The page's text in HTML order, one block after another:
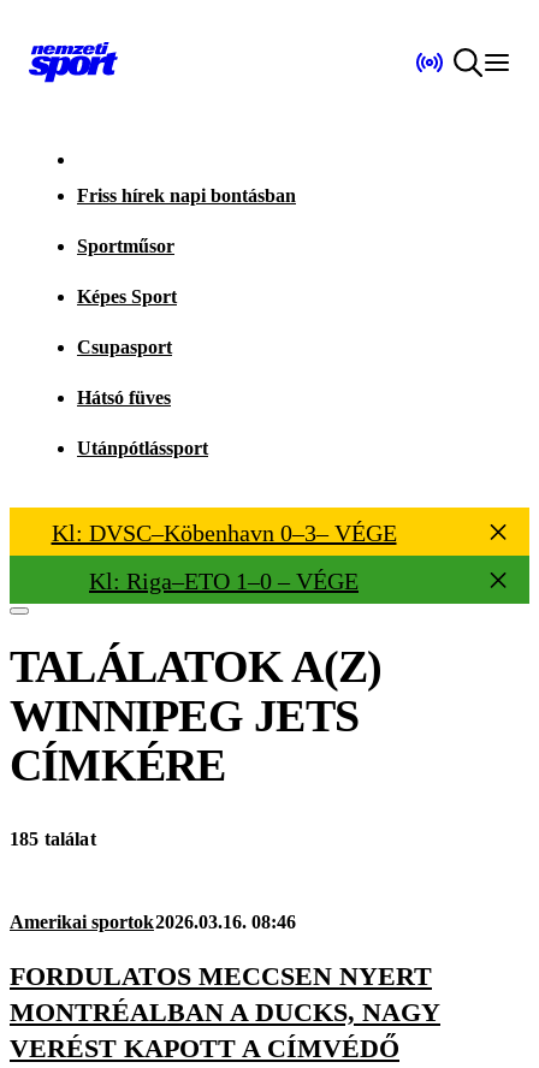
Friss hírek napi bontásban
Sportműsor
Képes Sport
Csupasport
Hátsó füves
Utánpótlássport
Kl: DVSC–Köbenhavn 0–3– VÉGE
Kl: Riga–ETO 1–0 – VÉGE
TALÁLATOK A(Z)
WINNIPEG JETS
CÍMKÉRE
185 találat
Amerikai sportok2026.03.16. 08:46
FORDULATOS MECCSEN NYERT
MONTRÉALBAN A DUCKS, NAGY
VERÉST KAPOTT A CÍMVÉDŐ